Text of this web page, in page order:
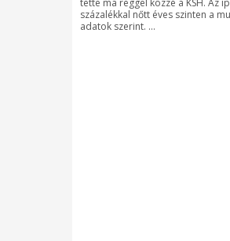
tette ma reggel közzé a KSH. Az
százalékkal nőtt éves szinten a
adatok szerint. ...